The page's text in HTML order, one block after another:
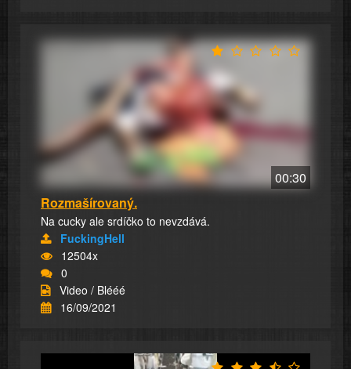
00:30
Rozmašírovaný.
Na cucky ale srdíčko to nevzdává.
FuckingHell
12504x
0
Video / Blééé
16/09/2021